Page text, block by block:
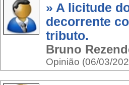
» A licitude
decorrente
tributo.
Bruno
Opinião (06/03/